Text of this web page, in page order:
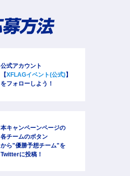
公式アカウント
【XFLAGイベント(公式)】
をフォローしよう！
本キャンペーンページの
各チームのボタン
から"優勝予想チーム"を
Twitterに投稿！